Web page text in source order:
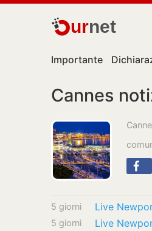
urnet
Importante
Cannes
5 giorni
5 giorni